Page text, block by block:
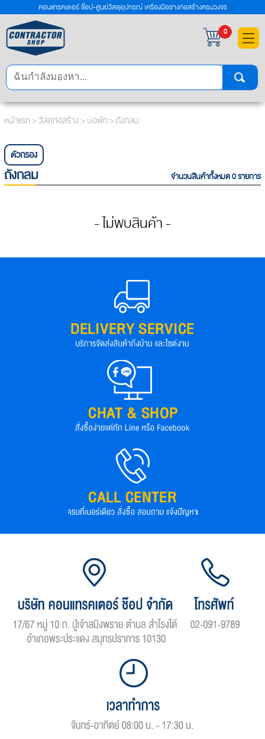
×
คอนแทรคเตอร์ ช๊อป-ศูนย์วัสดุอุปกรณ์ เครื่องมือช่างก่อสร้างครบวงจร
0
หน้าแรก>วัสดุก่อสร้าง>บ่อพัก> ถังกลม
ตัวกรอง
ถังกลม จำนวนสินค้าทั้งหมด 0 รายการ
- ไม่พบสินค้า -